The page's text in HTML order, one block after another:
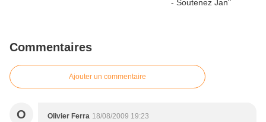
Commentaires
Ajouter un commentaire
O Olivier Ferra 18/08/2009 19:23